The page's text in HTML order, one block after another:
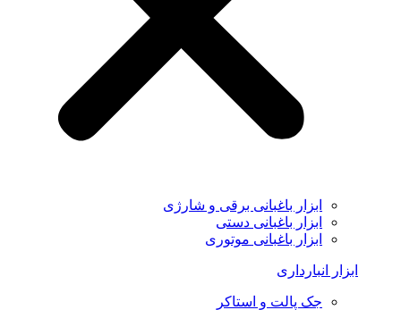
ابزار باغبانی برقی و شارژی
ابزار باغبانی دستی
ابزار باغبانی موتوری
ابزار انبارداری
جک پالت و استاکر